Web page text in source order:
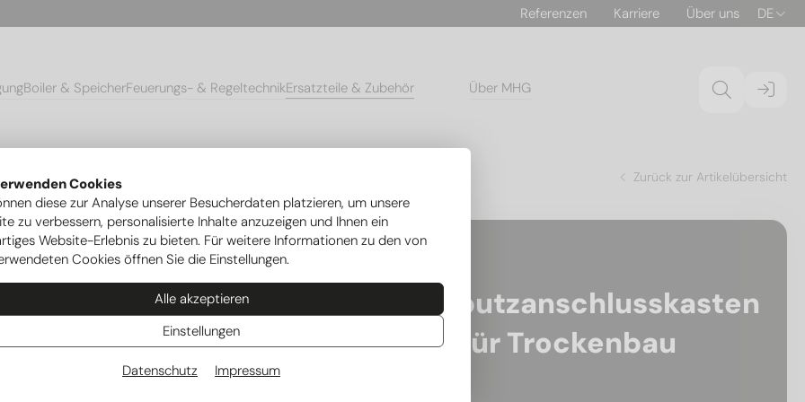
Cookies
diese zur Analyse unserer Besucherdaten platzieren, um unsere
zu verbessern, personalisierte Inhalte anzuzeigen und Ihnen ein
Website-Erlebnis zu bieten. Für weitere Informationen zu den von
Cookies öffnen Sie die Einstellungen.
Alle akzeptieren
Einstellungen
Datenschutz Impressum
Referenzen Karriere Über uns DE
Boiler & SpeicherFeuerungs- & RegeltechnikErsatzteile & Zubehör Über MHG
Ovum AC/ ACP Zurück zur Artikelübersicht
Unterputzanschlusskasten
UPH4 für Trockenbau